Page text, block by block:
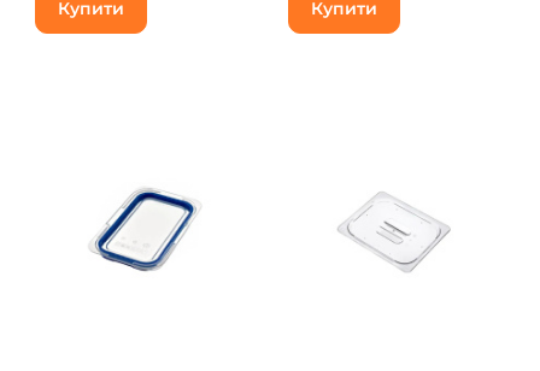
Купити Купити